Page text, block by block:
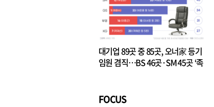
대기업 89곳 중 85곳, 오너家 등기
임원 겸직…BS 46곳·SM 45곳 ‘족
FOCUS